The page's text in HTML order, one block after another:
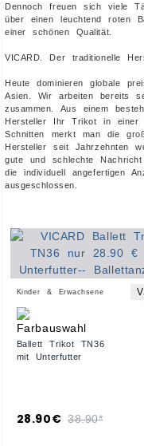
Dennoch freuen sich viele
über einen leuchtend roten
einer schönen Qualität.
VICARD. Der traditionelle
Heute dominieren globale
Asien. Wir arbeiten bereits
zusammen. Aus einem
Hersteller Ihr Trikot in einer
Schnitten merkt man die
Hersteller seit Jahrzehnten
gute und schlechte
die individuell angefertigen
ausgeschlossen
Kinder & Erwachsene
Ballett Trikot TN36
mit Unterfutter
28.90€ 38.90*